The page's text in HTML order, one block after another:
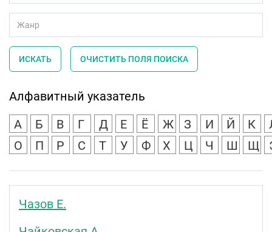
ИСКАТЬ ОЧИСТИТЬ ПОЛЯ ПОИСКА
Алфавитный указатель
А
Б В Г Д Е Ё Ж З И Й К
О
П Р С Т У Ф Х Ц Ч Ш Щ
Чазов Е.